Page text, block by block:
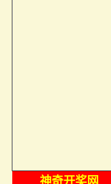
神奇开奖网